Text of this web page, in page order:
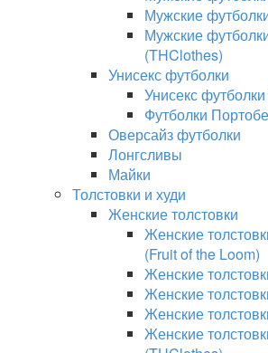
Мужские
Мужские
(THClothes)
Унисекс футболки
Унисекс
Футболки
Оверсайз футболки
Лонгсливы
Майки
Толстовки и худи
Женские толстовки
Женские
(Fruit of the Loom)
Женские
Женские
Женские
Женские